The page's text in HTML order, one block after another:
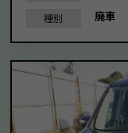
種別 廃車